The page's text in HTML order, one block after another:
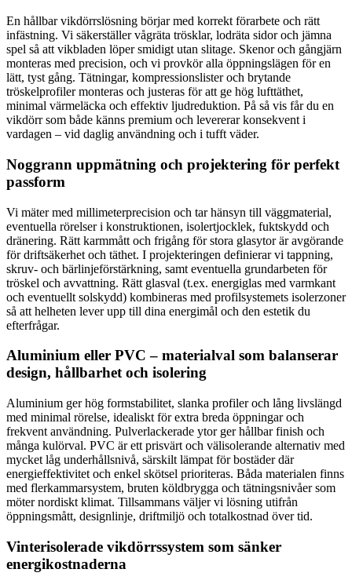
En hållbar vikdörrslösning börjar med korrekt förarbete och rätt
infästning. Vi säkerställer vågräta trösklar, lodräta sidor och jämna
spel så att vikbladen löper smidigt utan slitage. Skenor och gångjärn
monteras med precision, och vi provkör alla öppningslägen för en
lätt, tyst gång. Tätningar, kompressionslister och brytande
tröskelprofiler monteras och justeras för att ge hög lufttäthet,
minimal värmeläcka och effektiv ljudreduktion. På så vis får du en
vikdörr som både känns premium och levererar konsekvent i
vardagen – vid daglig användning och i tufft väder.
Noggrann uppmätning och projektering för perfekt
passform
Vi mäter med millimeterprecision och tar hänsyn till väggmaterial,
eventuella rörelser i konstruktionen, isolertjocklek, fuktskydd och
dränering. Rätt karmmått och frigång för stora glasytor är avgörande
för driftsäkerhet och täthet. I projekteringen definierar vi tappning,
skruv- och bärlinjeförstärkning, samt eventuella grundarbeten för
tröskel och avvattning. Rätt glasval (t.ex. energiglas med varmkant
och eventuellt solskydd) kombineras med profilsystemets isolerzoner
så att helheten lever upp till dina energimål och den estetik du
efterfrågar.
Aluminium eller PVC – materialval som balanserar
design, hållbarhet och isolering
Aluminium ger hög formstabilitet, slanka profiler och lång livslängd
med minimal rörelse, idealiskt för extra breda öppningar och
frekvent användning. Pulverlackerade ytor ger hållbar finish och
många kulörval. PVC är ett prisvärt och välisolerande alternativ med
mycket låg underhållsnivå, särskilt lämpat för bostäder där
energieffektivitet och enkel skötsel prioriteras. Båda materialen finns
med flerkammarsystem, bruten köldbrygga och tätningsnivåer som
möter nordiskt klimat. Tillsammans väljer vi lösning utifrån
öppningsmått, designlinje, driftmiljö och totalkostnad över tid.
Vinterisolerade vikdörrssystem som sänker
energikostnaderna